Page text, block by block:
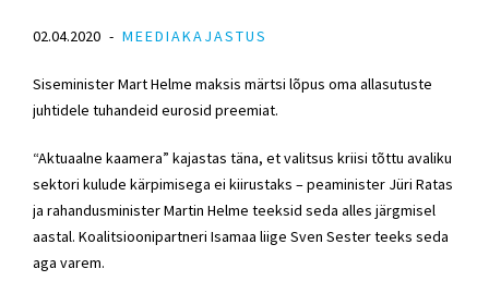
02.04.2020 MEEDIAKAJASTUS
Siseminister Mart Helme maksis märtsi lõpus oma allasutuste
juhtidele tuhandeid eurosid preemiat.
“Aktuaalne kaamera” kajastas täna, et valitsus kriisi tõttu avaliku
sektori kulude kärpimisega ei kiirustaks – peaminister Jüri Ratas
ja rahandusminister Martin Helme teeksid seda alles järgmisel
aastal. Koalitsioonipartneri Isamaa liige Sven Sester teeks seda
aga varem.